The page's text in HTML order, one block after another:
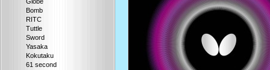
Bomb
RITC
Tuttle
Sword
Yasaka
Kokutaku
61 second